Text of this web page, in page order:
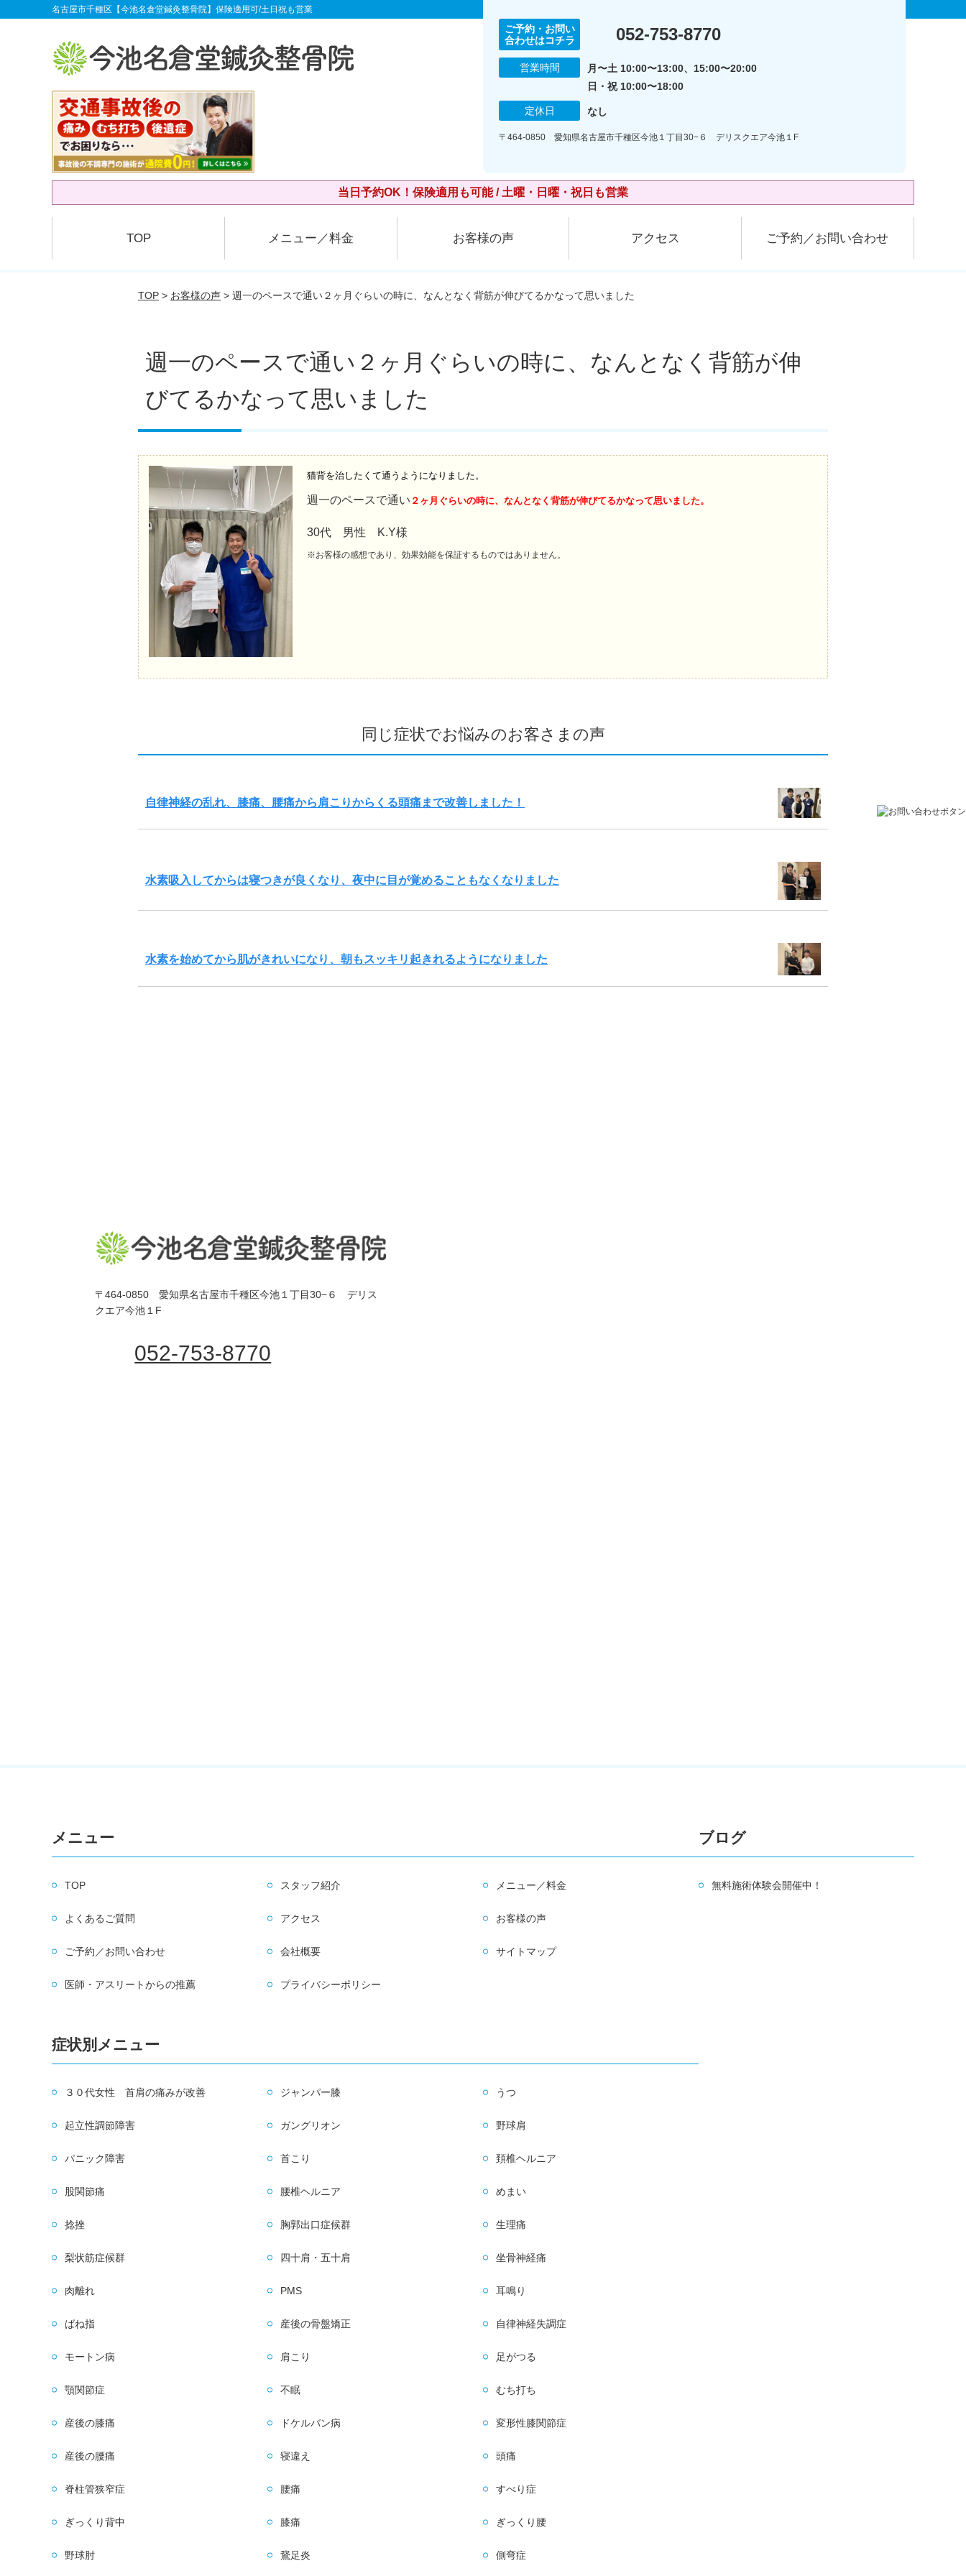
名古屋市千種区【今池名倉堂鍼灸整骨院】保険適用可/土日祝も営業
ご予約・お問い
合わせはコチラ
052-753-8770
営業時間
月〜土 10:00〜13:00、15:00〜20:00
日・祝 10:00〜18:00
定休日 なし
〒464-0850 愛知県名古屋市千種区今池１丁目30−６ デリスクエア今池１F
当日予約OK！保険適用も可能 / 土曜・日曜・祝日も営業
TOP メニュー／料金 お客様の声 アクセス ご予約／お問い合わせ
TOP > お客様の声 > 週一のペースで通い２ヶ月ぐらいの時に、なんとなく背筋が伸びてるかなって思いました
週一のペースで通い２ヶ月ぐらいの時に、なんとなく背筋が伸
びてるかなって思いました
猫背を治したくて通うようになりました。
週一のペースで通い ２ヶ月ぐらいの時に、なんとなく背筋が伸びてるかなって思いました。
30代 男性 K.Y様
※お客様の感想であり、効果効能を保証するものではありません。
同じ症状でお悩みのお客さまの声
自律神経の乱れ、膝痛、腰痛から肩こりからくる頭痛まで改善しました！
水素吸入してからは寝つきが良くなり、夜中に目が覚めることもなくなりました
水素を始めてから肌がきれいになり、朝もスッキリ起きれるようになりました
〒464-0850 愛知県名古屋市千種区今池１丁目30−６ デリス
クエア今池１F
052-753-8770
メニュー
TOP スタッフ紹介 メニュー／料金
よくあるご質問 アクセス お客様の声
ご予約／お問い合わせ 会社概要 サイトマップ
医師・アスリートからの推薦 プライバシーポリシー
症状別メニュー
３０代女性 首肩の痛みが改善 ジャンパー膝 うつ
起立性調節障害 ガングリオン 野球肩
パニック障害 首こり 頚椎ヘルニア
股関節痛 腰椎ヘルニア めまい
捻挫 胸郭出口症候群 生理痛
梨状筋症候群 四十肩・五十肩 坐骨神経痛
肉離れ PMS 耳鳴り
ばね指 産後の骨盤矯正 自律神経失調症
モートン病 肩こり 足がつる
顎関節症 不眠 むち打ち
産後の膝痛 ドケルバン病 変形性膝関節症
産後の腰痛 寝違え 頭痛
脊柱管狭窄症 腰痛 すべり症
ぎっくり背中 膝痛 ぎっくり腰
野球肘 鵞足炎 側弯症
ブログ
無料施術体験会開催中！